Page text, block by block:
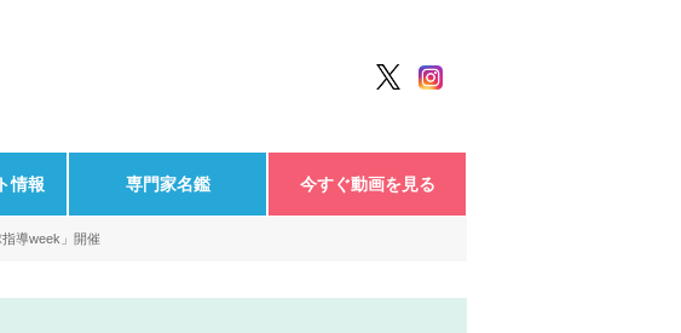
情報 専門家名鑑 今すぐ動画を見る
導week」開催